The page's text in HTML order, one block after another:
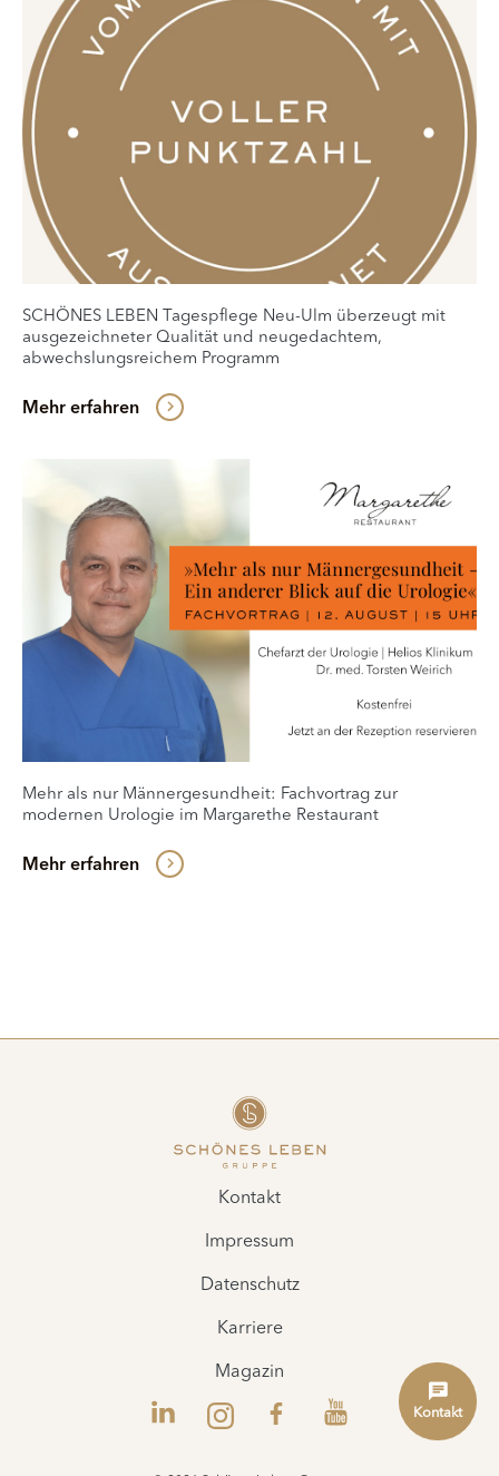
SCHÖNES LEBEN Tagespflege Neu-Ulm überzeugt mit
ausgezeichneter Qualität und neugedachtem,
abwechslungsreichem Programm
Mehr erfahren
Mehr als nur Männergesundheit: Fachvortrag zur
modernen Urologie im Margarethe Restaurant
Mehr erfahren
Kontakt
Impressum
Datenschutz
Karriere
Magazin
Kontakt